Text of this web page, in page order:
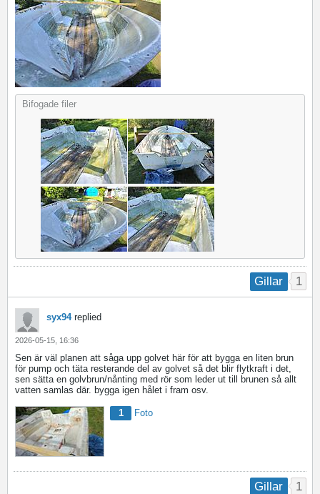
Bifogade filer
Gillar 1
syx94replied
2026-05-15, 16:36
Sen är väl planen att såga upp golvet här för att bygga en liten brun
för pump och täta resterande del av golvet så det blir flytkraft i det,
sen sätta en golvbrun/nånting med rör som leder ut till brunen så allt
vatten samlas där. bygga igen hålet i fram osv.
1 Foto
Gillar 1